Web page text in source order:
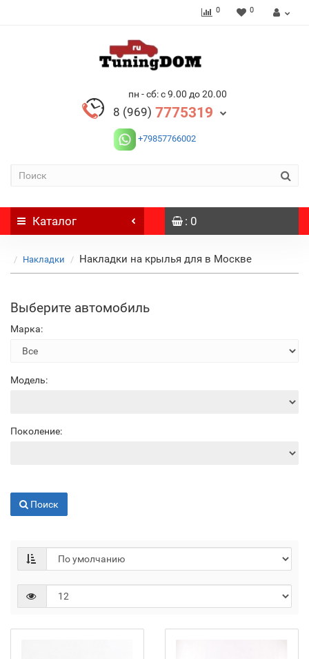
0 0
пн - сб: с 9.00 до 20.00
8 (969) 7775319
+79857766002
Каталог : 0
Накладки Накладки на крылья для в Москве
Выберите автомобиль
Марка:
Модель:
Поколение:
Поиск